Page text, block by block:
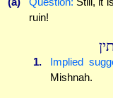
ruin!
1. Implied
Mishnah.